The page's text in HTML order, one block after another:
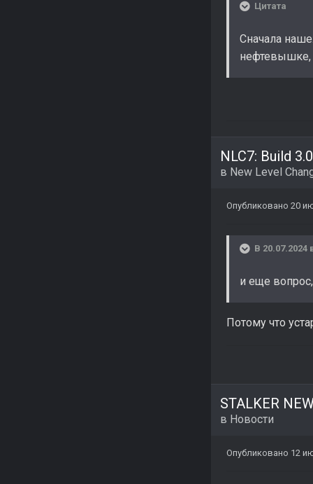
Цитата
Сначала
нефтевышке,
NLC7: Build 3.0
в New Level
Опубликовано 20
В 20.07.2024
и еще
Потому что
STALKER
в Новости
Опубликовано 12